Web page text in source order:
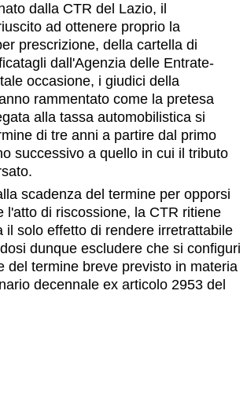
dalla CTR del Lazio, il
ad ottenere proprio la
prescrizione, della cartella di
dall'Agenzia delle Entrate-
occasione, i giudici della
rammentato come la pretesa
alla tassa automobilistica si
di tre anni a partire dal primo
successivo a quello in cui il tributo
scadenza del termine per opporsi
l'atto di riscossione, la CTR ritiene
il solo effetto di rendere irretrattabile
dunque escludere che si configuri
del termine breve previsto in materia
decennale ex articolo 2953 del